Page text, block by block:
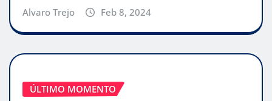
Alvaro Trejo Feb 8, 2024
ÚLTIMO MOMENTO